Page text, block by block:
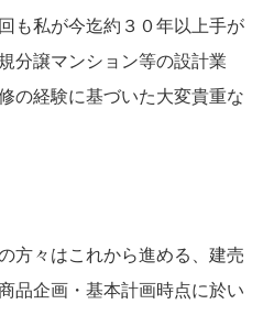
も私が今迄約３０年以上手が
分譲マンション等の設計業
の経験に基づいた大変貴重な
方々はこれから進める、建売
品企画・基本計画時点に於い